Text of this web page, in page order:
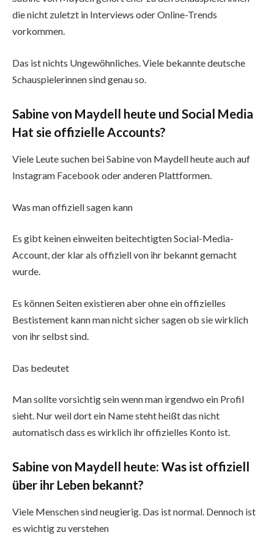
die nicht zuletzt in Interviews oder Online-Trends
vorkommen.
Das ist nichts Ungewöhnliches. Viele bekannte deutsche
Schauspielerinnen sind genau so.
Sabine von Maydell heute und Social Media
Hat sie offizielle Accounts?
Viele Leute suchen bei Sabine von Maydell heute auch auf
Instagram Facebook oder anderen Plattformen.
Was man offiziell sagen kann
Es gibt keinen einweiten beitechtigten Social-Media-
Account, der klar als offiziell von ihr bekannt gemacht
wurde.
Es können Seiten existieren aber ohne ein offizielles
Bestistement kann man nicht sicher sagen ob sie wirklich
von ihr selbst sind.
Das bedeutet
Man sollte vorsichtig sein wenn man irgendwo ein Profil
sieht. Nur weil dort ein Name steht heißt das nicht
automatisch dass es wirklich ihr offizielles Konto ist.
Sabine von Maydell heute: Was ist offiziell
über ihr Leben bekannt?
Viele Menschen sind neugierig. Das ist normal. Dennoch ist
es wichtig zu verstehen